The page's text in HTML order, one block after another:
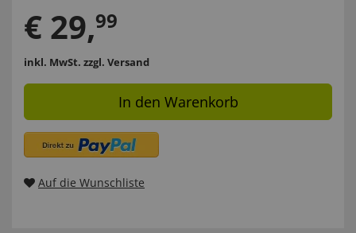
€ 29,99
inkl. MwSt. zzgl. Versand
In den Warenkorb
Auf die Wunschliste